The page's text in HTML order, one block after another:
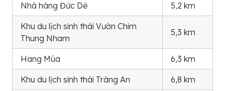
Nhà hàng Đức Dê 5,2 km
Khu du lịch sinh thái Vườn Chim
Thung Nham
5,3 km
Hang Múa 6,3 km
Khu du lịch sinh thái Tràng An 6,8 km